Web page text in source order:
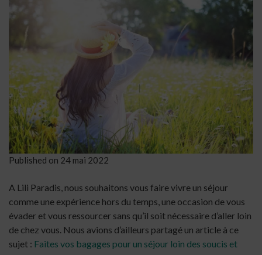
Published on 24 mai 2022
A Lili Paradis, nous souhaitons vous faire vivre un séjour
comme une expérience hors du temps, une occasion de vous
évader et vous ressourcer sans qu’il soit nécessaire d’aller loin
de chez vous. Nous avions d’ailleurs partagé un article à ce
sujet : Faites vos bagages pour un séjour loin des soucis et